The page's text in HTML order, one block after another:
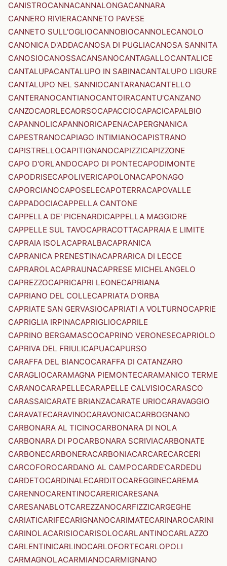
CANISTROCANNACANNALONGACANNARA
CANNERO RIVIERACANNETO PAVESE
CANNETO SULL'OGLIOCANNOBIOCANNOLECANOLO
CANONICA D'ADDACANOSA DI PUGLIACANOSA SANNITA
CANOSIOCANOSSACANSANOCANTAGALLOCANTALICE
CANTALUPACANTALUPO IN SABINACANTALUPO LIGURE
CANTALUPO NEL SANNIOCANTARANACANTELLO
CANTERANOCANTIANOCANTOIRACANTU'CANZANO
CANZOCAORLECAORSOCAPACCIOCAPACICAPALBIO
CAPANNOLICAPANNORICAPENACAPERGNANICA
CAPESTRANOCAPIAGO INTIMIANOCAPISTRANO
CAPISTRELLOCAPITIGNANOCAPIZZICAPIZZONE
CAPO D'ORLANDOCAPO DI PONTECAPODIMONTE
CAPODRISECAPOLIVERICAPOLONACAPONAGO
CAPORCIANOCAPOSELECAPOTERRACAPOVALLE
CAPPADOCIACAPPELLA CANTONE
CAPPELLA DE' PICENARDICAPPELLA MAGGIORE
CAPPELLE SUL TAVOCAPRACOTTACAPRAIA E LIMITE
CAPRAIA ISOLACAPRALBACAPRANICA
CAPRANICA PRENESTINACAPRARICA DI LECCE
CAPRAROLACAPRAUNACAPRESE MICHELANGELO
CAPREZZOCAPRICAPRI LEONECAPRIANA
CAPRIANO DEL COLLECAPRIATA D'ORBA
CAPRIATE SAN GERVASIOCAPRIATI A VOLTURNOCAPRIE
CAPRIGLIA IRPINACAPRIGLIOCAPRILE
CAPRINO BERGAMASCOCAPRINO VERONESECAPRIOLO
CAPRIVA DEL FRIULICAPUACAPURSO
CARAFFA DEL BIANCOCARAFFA DI CATANZARO
CARAGLIOCARAMAGNA PIEMONTECARAMANICO TERME
CARANOCARAPELLECARAPELLE CALVISIOCARASCO
CARASSAICARATE BRIANZACARATE URIOCARAVAGGIO
CARAVATECARAVINOCARAVONICACARBOGNANO
CARBONARA AL TICINOCARBONARA DI NOLA
CARBONARA DI POCARBONARA SCRIVIACARBONATE
CARBONECARBONERACARBONIACARCARECARCERI
CARCOFOROCARDANO AL CAMPOCARDE'CARDEDU
CARDETOCARDINALECARDITOCAREGGINECAREMA
CARENNOCARENTINOCARERICARESANA
CARESANABLOTCAREZZANOCARFIZZICARGEGHE
CARIATICARIFECARIGNANOCARIMATECARINAROCARINI
CARINOLACARISIOCARISOLOCARLANTINOCARLAZZO
CARLENTINICARLINOCARLOFORTECARLOPOLI
CARMAGNOLACARMIANOCARMIGNANO